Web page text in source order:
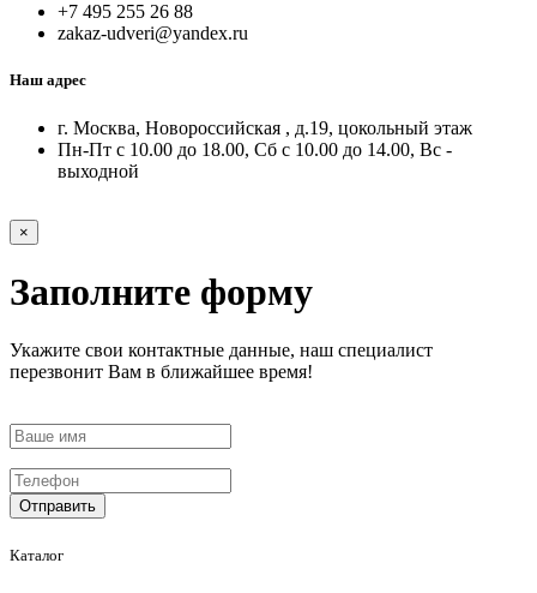
+7 495 255 26 88
zakaz-udveri@yandex.ru
Наш адрес
г. Москва, Новороссийская , д.19, цокольный этаж
Пн-Пт с 10.00 до 18.00, Сб с 10.00 до 14.00, Вс -
выходной
×
Заполните форму
Укажите свои контактные данные, наш специалист
перезвонит Вам в ближайшее время!
Отправить
Каталог